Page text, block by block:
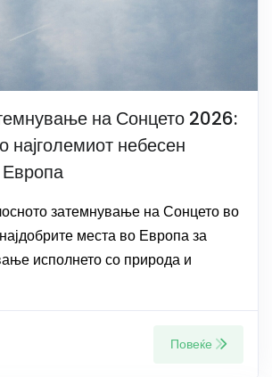
на Сонцето 2026:
најголемиот небесен
Европа
затемнување на Сонцето во
места во Европа за
исполнето со природа и
Повеќе